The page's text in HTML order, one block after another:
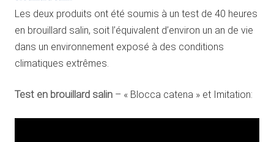
Les deux produits ont été soumis à un test de 40 heures
en brouillard salin, soit l’équivalent d’environ un an de vie
dans un environnement exposé à des conditions
climatiques extrêmes.
Test en brouillard salin – « Blocca catena » et Imitation: